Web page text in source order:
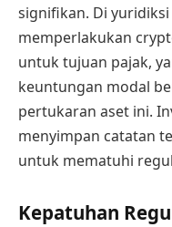
signifikan. Di yuridiksi
memperlakukan
untuk tujuan pajak,
keuntungan modal
pertukaran aset ini.
menyimpan catatan
untuk mematuhi
Kepatuhan